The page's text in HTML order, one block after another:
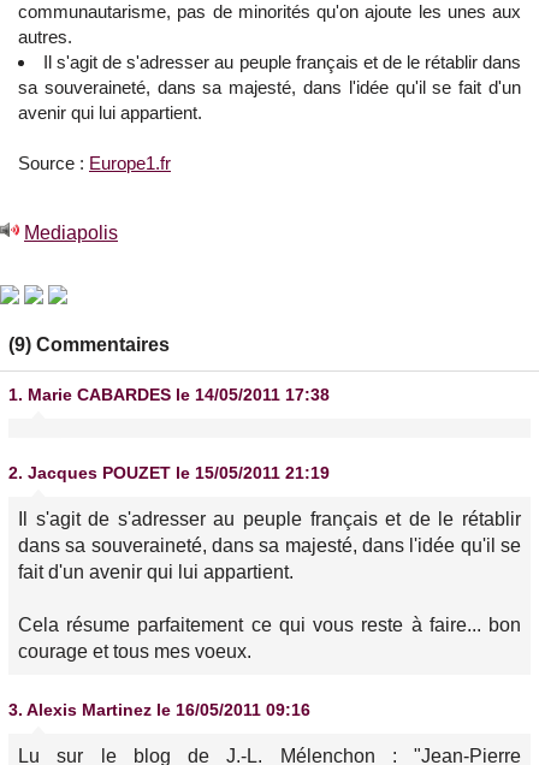
communautarisme, pas de minorités qu'on ajoute les unes aux
autres.
Il s'agit de s'adresser au peuple français et de le rétablir dans
sa souveraineté, dans sa majesté, dans l'idée qu'il se fait d'un
avenir qui lui appartient.
Source : Europe1.fr
Mediapolis
(9) Commentaires
1. Marie CABARDES le 14/05/2011 17:38
2. Jacques POUZET le 15/05/2011 21:19
Il s'agit de s'adresser au peuple français et de le rétablir
dans sa souveraineté, dans sa majesté, dans l'idée qu'il se
fait d'un avenir qui lui appartient.
Cela résume parfaitement ce qui vous reste à faire... bon
courage et tous mes voeux.
3. Alexis Martinez le 16/05/2011 09:16
Lu sur le blog de J.-L. Mélenchon : "Jean-Pierre